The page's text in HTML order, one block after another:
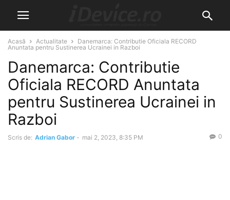
Acasă Actualitate
Danemarca: Contributie Oficiala RECORD
Anuntata pentru Sustinerea Ucrainei in Razboi
Danemarca: Contributie
Oficiala RECORD Anuntata
pentru Sustinerea Ucrainei in
Razboi
Scris de: Adrian Gabor - mai 2, 2023, 8:35 PM 0